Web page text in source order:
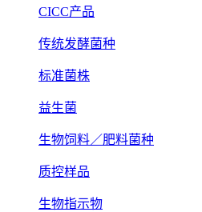
CICC产品
传统发酵菌种
标准菌株
益生菌
生物饲料／肥料菌种
质控样品
生物指示物